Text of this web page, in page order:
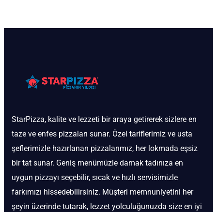
StarPizza, kalite ve lezzeti bir araya getirerek sizlere en
taze ve enfes pizzaları sunar. Özel tariflerimiz ve usta
şeflerimizle hazırlanan pizzalarımız, her lokmada eşsiz
bir tat sunar. Geniş menümüzle damak tadınıza en
uygun pizzayı seçebilir, sıcak ve hızlı servisimizle
farkımızı hissedebilirsiniz. Müşteri memnuniyetini her
şeyin üzerinde tutarak, lezzet yolculuğunuzda size en iyi